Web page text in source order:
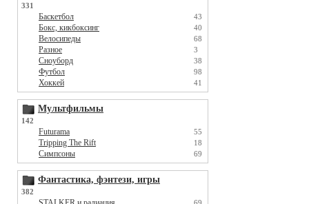
331
Баскетбол 43
Бокс, кикбоксинг 40
Велосипеды 68
Разное 3
Сноуборд 38
Футбол 98
Хоккей 41
Мультфильмы
142
Futurama 55
Tripping The Rift 18
Симпсоны 69
Фантастика, фэнтези, игры
382